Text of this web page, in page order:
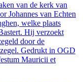
van de kerk van
Johannes van Echten
welke plaats
Hij verzoekt
door de
Gedrukt in OGD
Mauricii et